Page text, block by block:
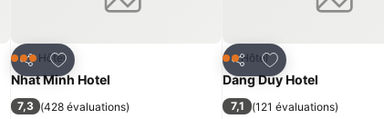
Partager
Ajouter à mes favoris
3 ÉtoilesHôtel
Nhat Minh Hotel
7,3 (428 évaluations)
Partager
Ajouter à mes
2 Étoiles
Hôtel
Dang Duy Hotel
7,1 (121 évaluations)